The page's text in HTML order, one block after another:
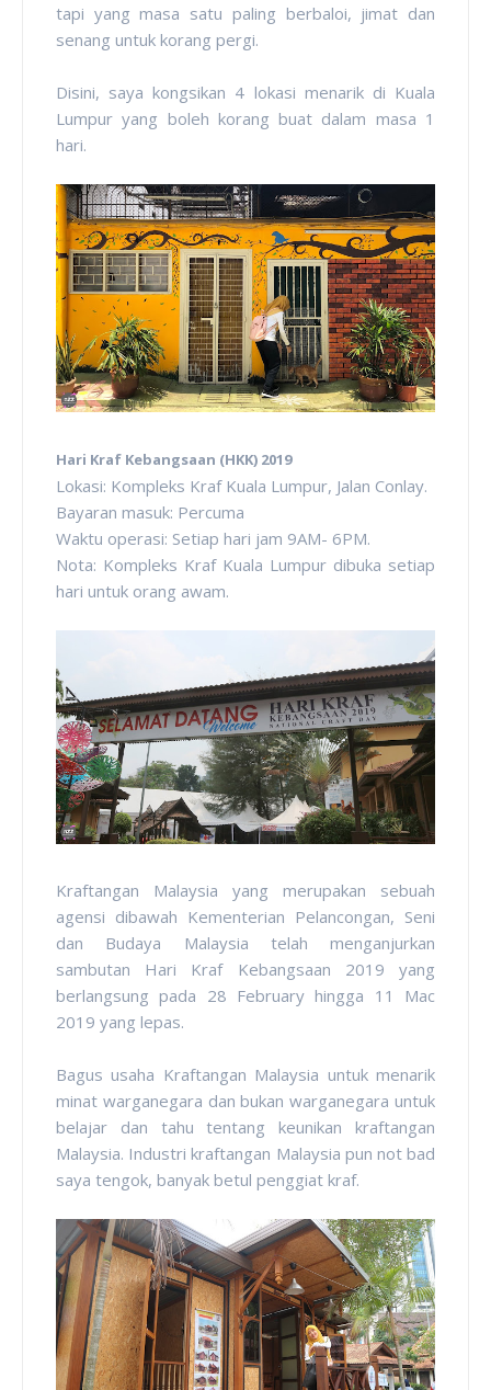
tapi yang masa satu paling berbaloi, jimat dan
senang untuk korang pergi.
Disini, saya kongsikan 4 lokasi menarik di Kuala
Lumpur yang boleh korang buat dalam masa 1
hari.
Hari Kraf Kebangsaan (HKK) 2019
Lokasi: Kompleks Kraf Kuala Lumpur, Jalan Conlay.
Bayaran masuk: Percuma
Waktu operasi: Setiap hari jam 9AM- 6PM.
Nota: Kompleks Kraf Kuala Lumpur dibuka setiap
hari untuk orang awam.
Kraftangan Malaysia yang merupakan sebuah
agensi dibawah Kementerian Pelancongan, Seni
dan Budaya Malaysia telah menganjurkan
sambutan Hari Kraf Kebangsaan 2019 yang
berlangsung pada 28 February hingga 11 Mac
2019 yang lepas.
Bagus usaha Kraftangan Malaysia untuk menarik
minat warganegara dan bukan warganegara untuk
belajar dan tahu tentang keunikan kraftangan
Malaysia. Industri kraftangan Malaysia pun not bad
saya tengok, banyak betul penggiat kraf.